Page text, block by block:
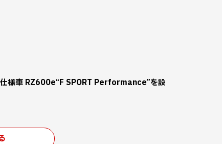
仕様車 RZ600e“F SPORT Performance”を設